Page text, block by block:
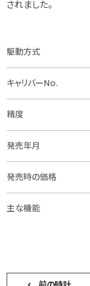
されました。
駆動方式
キャリバーNo.
精度
発売年月
発売時の価格
主な機能